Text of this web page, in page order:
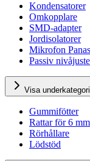
Kondensatorer
Omkopplare
SMD-adapter
Jordisolatorer
Mikrofon
Passiv
Visa
Gummifötter
Rattar för 6
Rörhållare
Lödstöd